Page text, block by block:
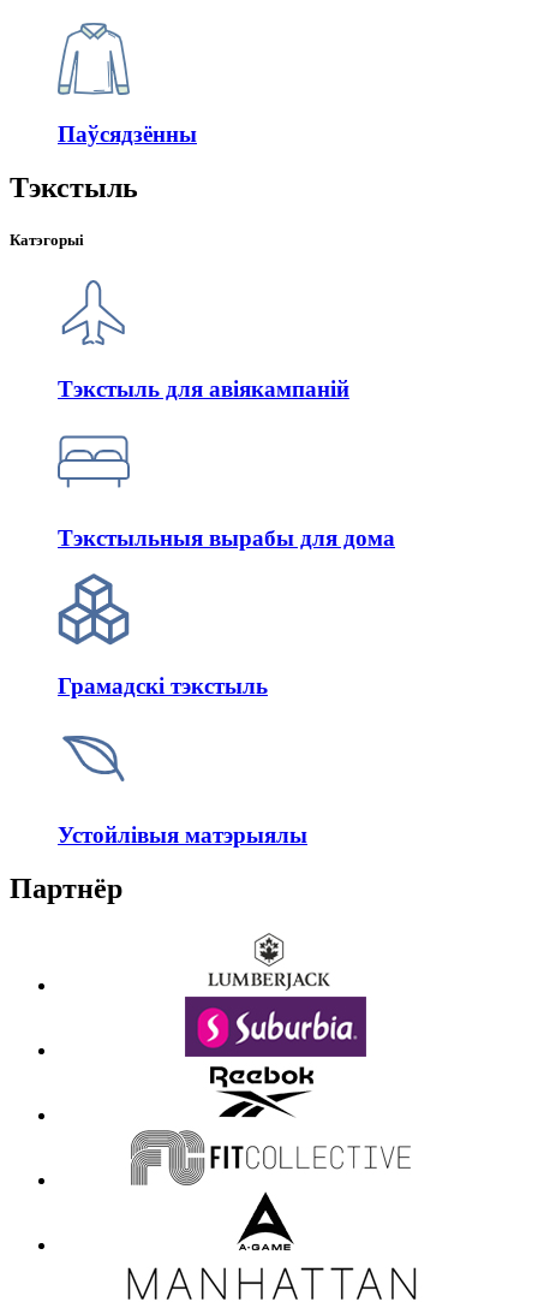
Паўсядзённы
Тэкстыль
Катэгорыі
Тэкстыль для авіякампаній
Тэкстыльныя вырабы для дома
Грамадскі тэкстыль
Устойлівыя матэрыялы
Партнёр